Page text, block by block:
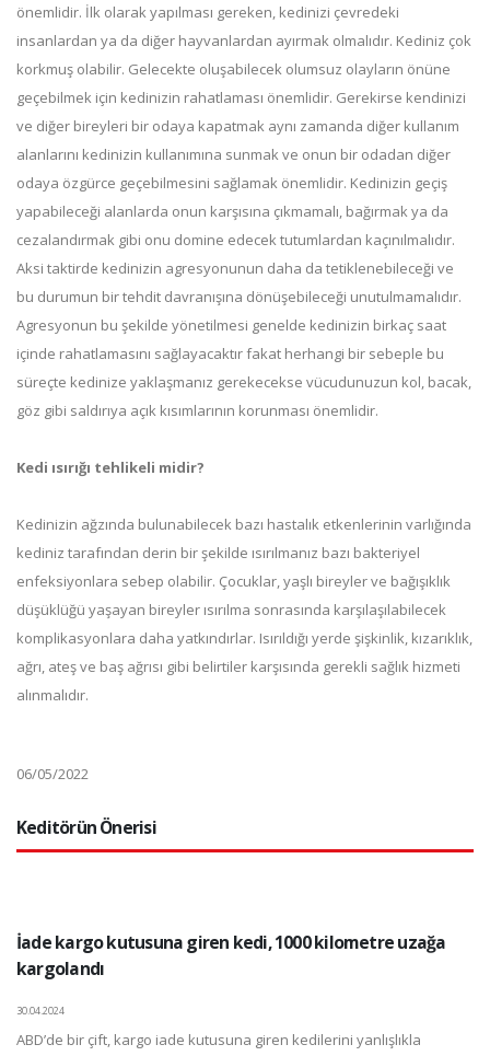
önemlidir. İlk olarak yapılması gereken, kedinizi çevredeki
insanlardan ya da diğer hayvanlardan ayırmak olmalıdır. Kediniz çok
korkmuş olabilir. Gelecekte oluşabilecek olumsuz olayların önüne
geçebilmek için kedinizin rahatlaması önemlidir. Gerekirse kendinizi
ve diğer bireyleri bir odaya kapatmak aynı zamanda diğer kullanım
alanlarını kedinizin kullanımına sunmak ve onun bir odadan diğer
odaya özgürce geçebilmesini sağlamak önemlidir. Kedinizin geçiş
yapabileceği alanlarda onun karşısına çıkmamalı, bağırmak ya da
cezalandırmak gibi onu domine edecek tutumlardan kaçınılmalıdır.
Aksi taktirde kedinizin agresyonunun daha da tetiklenebileceği ve
bu durumun bir tehdit davranışına dönüşebileceği unutulmamalıdır.
Agresyonun bu şekilde yönetilmesi genelde kedinizin birkaç saat
içinde rahatlamasını sağlayacaktır fakat herhangi bir sebeple bu
süreçte kedinize yaklaşmanız gerekecekse vücudunuzun kol, bacak,
göz gibi saldırıya açık kısımlarının korunması önemlidir.
Kedi ısırığı tehlikeli midir?
Kedinizin ağzında bulunabilecek bazı hastalık etkenlerinin varlığında
kediniz tarafından derin bir şekilde ısırılmanız bazı bakteriyel
enfeksiyonlara sebep olabilir. Çocuklar, yaşlı bireyler ve bağışıklık
düşüklüğü yaşayan bireyler ısırılma sonrasında karşılaşılabilecek
komplikasyonlara daha yatkındırlar. Isırıldığı yerde şişkinlik, kızarıklık,
ağrı, ateş ve baş ağrısı gibi belirtiler karşısında gerekli sağlık hizmeti
alınmalıdır.
06/05/2022
Keditörün Önerisi
İade kargo kutusuna giren kedi, 1000 kilometre uzağa
kargolandı
30.04.2024
ABD’de bir çift, kargo iade kutusuna giren kedilerini yanlışlıkla